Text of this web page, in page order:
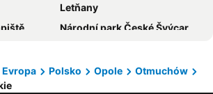
Pokoje Gościnne Na Skraju Lasu
Letňany
Národní park České Švýcarsko
Autobusové nádraží Praha Florenc
Evropa Polsko Opole
Otmuchów